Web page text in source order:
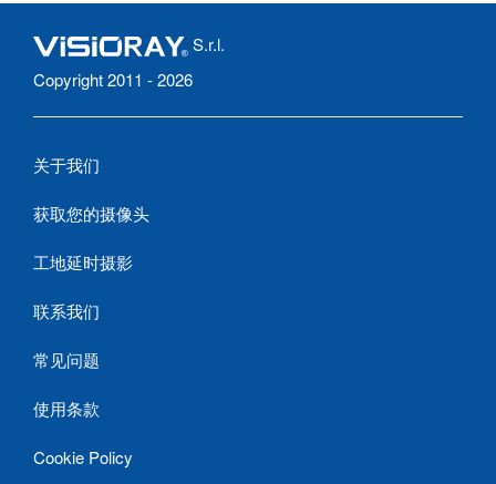
S.r.l.
Copyright 2011 - 2026
关于我们
获取您的摄像头
工地延时摄影
联系我们
常见问题
使用条款
Cookie Policy